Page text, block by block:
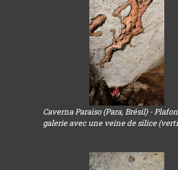
Caverna Paraiso (Para, Brésil) -
galerie avec une veine de silice